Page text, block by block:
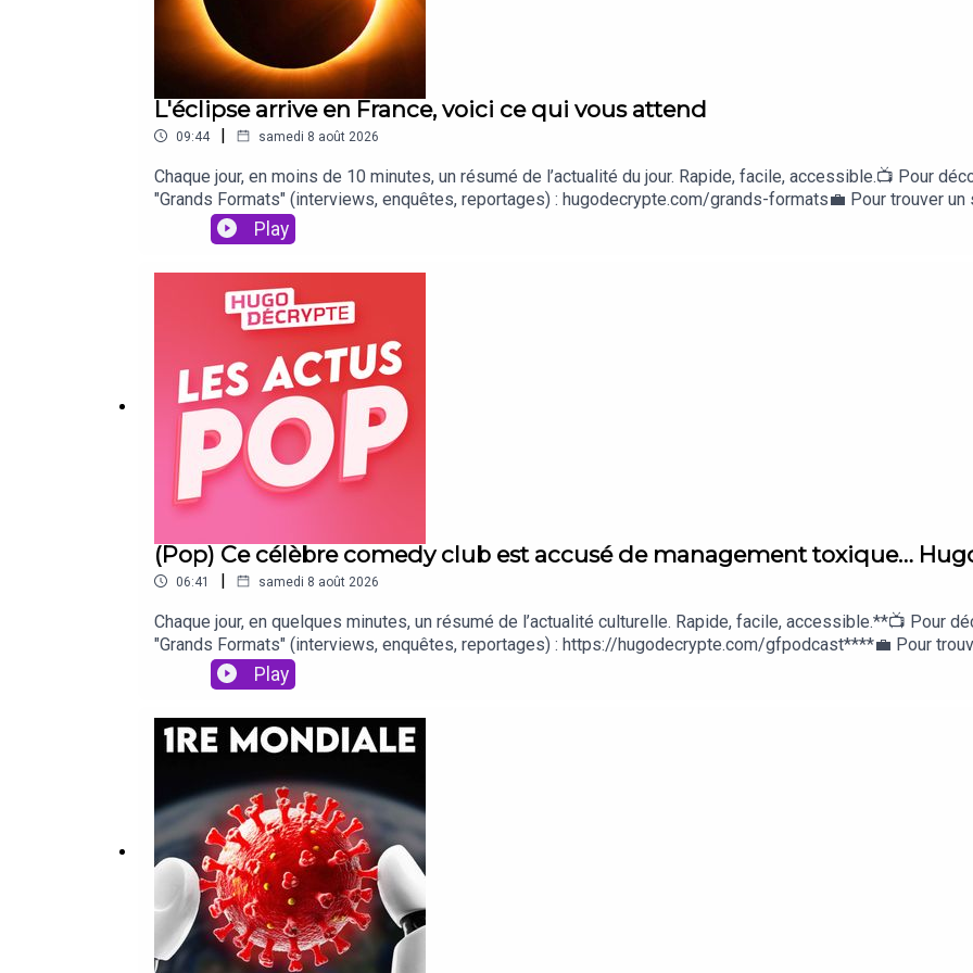
L'éclipse arrive en France, voici ce qui vous attend
09:44 | samedi 8 août 2026
Chaque jour, en moins de 10 minutes, un résumé de l’actualité du jour. Rapide, facile, accessible.📺 Pour
"Grands Formats" (interviews, enquêtes, reportages) : hugodecrypte.com/grands-formats💼 Pour trouver un
hugodecrypte.com/jobboard🗞️ L'essentiel de l'actualité, gratuitement, par email : hugodecrypte.com/
hugodecrypte.com/insta-hd🎤 Pose moi ta question en vocal ou en vidéo : hugodecrypte.com/ask-hugo🔗
Le MondeGUILLAUME PLEY : Le Monde, Les Inrocks, Télérama, BFMCENTRALE À GAZ ET AMAZON : RFI,
CHALEUR : Météo-France, Ouest-France, Huffington PostBAISSE DE LA DÉFORESTATION AMAZONIE : Le
Qorolli - Hugo Travers
Play
(Pop) Ce célèbre comedy club est accusé de management toxique…
06:41 | samedi 8 août 2026
Chaque jour, en quelques minutes, un résumé de l’actualité culturelle. Rapide, facile, accessible.**📺 Pour
"Grands Formats" (interviews, enquêtes, reportages) : https://hugodecrypte.com/gfpodcast****💼 Pour
https://hugodecrypte.com/jobboardpodcast****🗞️ L'essentiel de l'actualité, gratuitement, par email :
suivre l'actualité sur Instagram :**https://hugodecrypte.com/instapodcast**DES LIENS POUR EN SAVOIR
VarietyÉcriture : Enzo BruillotIncarnation : Mathys Debril
Play